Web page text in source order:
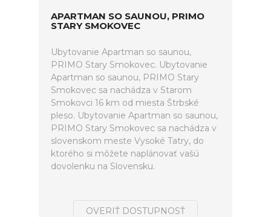
APARTMAN SO SAUNOU, PRIMO
STARY SMOKOVEC
Ubytovanie Apartman so saunou,
PRIMO Stary Smokovec. Ubytovanie
Apartman so saunou, PRIMO Stary
Smokovec sa nachádza v Starom
Smokovci 16 km od miesta Štrbské
pleso. Ubytovanie Apartman so saunou,
PRIMO Stary Smokovec sa nachádza v
slovenskom meste Vysoké Tatry, do
ktorého si môžete naplánovať vašú
dovolenku na Slovensku.
OVERIŤ DOSTUPNOSŤ